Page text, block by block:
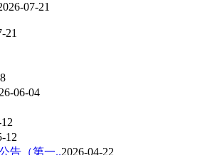
07-21
21
06-04
12
告（第一..2026-04-22